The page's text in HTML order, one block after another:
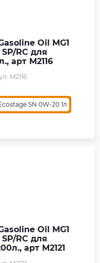
Oil MG1
RC для
арт M2116
M2116
SN 0W-20 1л
Oil MG1
RC для
арт M2121